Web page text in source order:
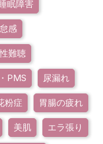
眠障害
感
難聴
PMS 尿漏れ
粉症 胃腸の疲れ
美肌 エラ張り